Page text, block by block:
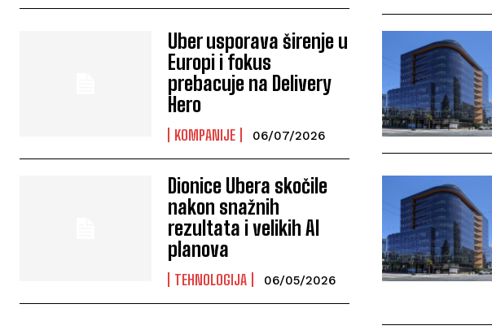
Uber usporava širenje u
Europi i fokus
prebacuje na Delivery
Hero
KOMPANIJE 06/07/2026
Dionice Ubera skočile
nakon snažnih
rezultata i velikih AI
planova
TEHNOLOGIJA 06/05/2026